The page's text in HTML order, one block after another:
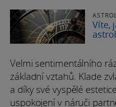
Víte,
Velmi sentimentálního
základní vztahů. Klade
a díky své vyspělé
uspokojení v náruči